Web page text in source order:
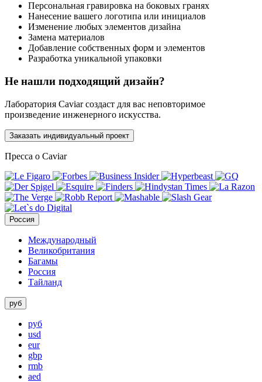
Персональная гравировка на боковых гранях
Нанесение вашего логотипа или инициалов
Изменение любых элементов дизайна
Замена материалов
Добавление собственных форм и элементов
Разработка уникальной упаковки
Не нашли подходящий дизайн?
Лаборатория Caviar создаст для вас неповторимое
произведение инженерного искусства.
Заказать индивидуальный проект
Пресса о Caviar
Россия
Международный
Великобритания
Багамы
Россия
Тайланд
руб
руб
usd
eur
gbp
rmb
aed